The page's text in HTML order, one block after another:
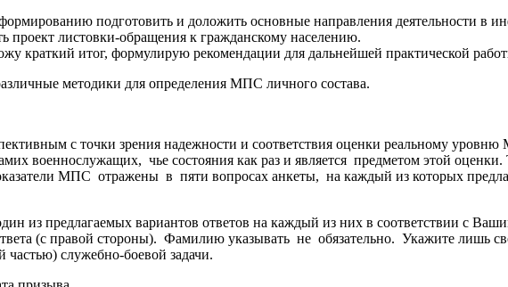
подготовить и доложить основные направления деятельности в
проект листовки-обращения к гражданскому населению.
краткий итог, формулирую рекомендации для дальнейшей практической
методики для определения МПС личного состава.
с точки зрения надежности и соответствия оценки реальному
военнослужащих, чье состояния как раз и является предметом этой оценки.
МПС отражены в пяти вопросах анкеты, на каждый из которых
из предлагаемых вариантов ответов на каждый из них в соответствии с
(с правой стороны). Фамилию указывать не обязательно. Укажите лишь
служебно-боевой задачи.